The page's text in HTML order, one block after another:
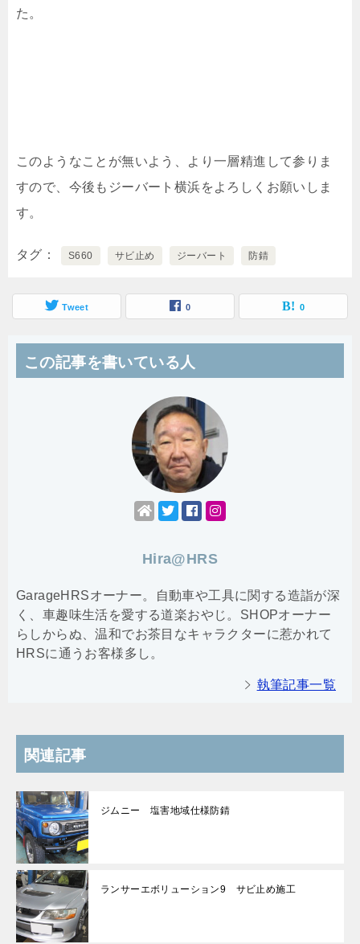
た。
このようなことが無いよう、より一層精進して参りま
すので、今後もジーバート横浜をよろしくお願いしま
す。
タグ S660 サビ止め ジーバート 防錆
Tweet 0 0
この記事を書いている人
Hira@HRS
GarageHRSオーナー。自動車や工具に関する造詣が深
く、車趣味生活を愛する道楽おやじ。SHOPオーナー
らしからぬ、温和でお茶目なキャラクターに惹かれて
HRSに通うお客様多し。
執筆記事一覧
関連記事
ジムニー 塩害地域仕様防錆
ランサーエボリューション9 サビ止め施工